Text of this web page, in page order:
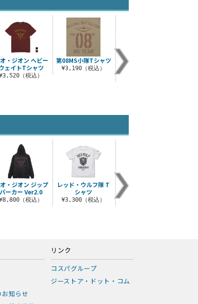
・ジオン ヘビー
ェイトTシャツ
（税込）
第08MS小隊Tシャツ
¥3,190（税込）
【推しの子】 苺プロ
・ジオン ジップ
パーカー Ver2.0
（税込）
レッド・ウルフ隊 T
シャツ
¥3,300（税込）
地球連邦軍リールキ
知らせ
リンク
コスパグループ
ジーストア・ドット・コム